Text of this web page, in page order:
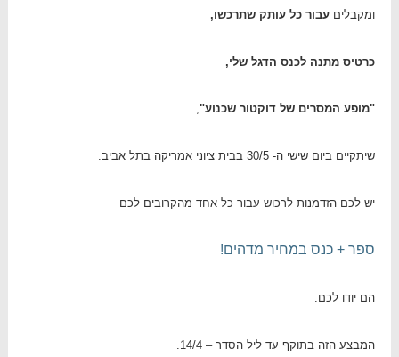
ומקבליםעבור כל עותק שתרכשו,
כרטיס מתנה לכנס הדגל שלי,
"מופע המסרים של דוקטור שכנוע",
שיתקיים ביום שישי ה- 30/5 בבית ציוני אמריקה בתל אביב.
יש לכם הזדמנות לרכוש עבור כל אחד מהקרובים לכם
ספר + כנס במחיר מדהים!
הם יודו לכם.
המבצע הזה בתוקף עד ליל הסדר – 14/4.